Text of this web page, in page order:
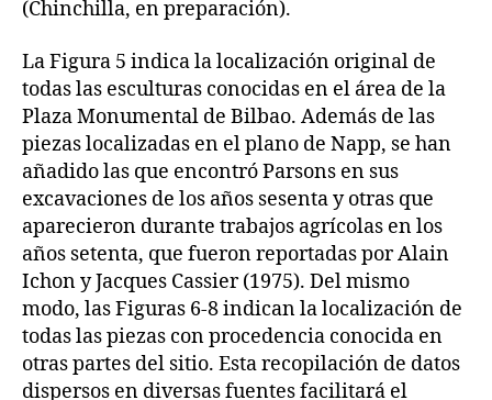
(Chinchilla, en preparación).
La Figura 5 indica la localización original de
todas las esculturas conocidas en el área de la
Plaza Monumental de Bilbao. Además de las
piezas localizadas en el plano de Napp, se han
añadido las que encontró Parsons en sus
excavaciones de los años sesenta y otras que
aparecieron durante trabajos agrícolas en los
años setenta, que fueron reportadas por Alain
Ichon y Jacques Cassier (1975). Del mismo
modo, las Figuras 6-8 indican la localización de
todas las piezas con procedencia conocida en
otras partes del sitio. Esta recopilación de datos
dispersos en diversas fuentes facilitará el